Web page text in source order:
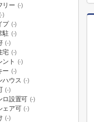
リー (-)
)
プ (-)
駐 (-)
(-)
宅 (-)
ント (-)
ー (-)
ハウス (-)
(-)
ロ設置可 (-)
ェア可 (-)
(-)